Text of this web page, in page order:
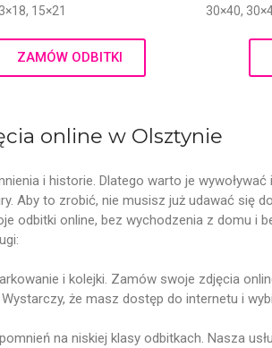
15×21
ZAMÓW ODBITKI
30×40,
online w Olsztynie
i historie. Dlatego warto je
Aby to zrobić, nie musisz już udawać się
odbitki online, bez wychodzenia z domu i
i kolejki. Zamów swoje zdjęcia
że masz dostęp do internetu i
na niskiej klasy odbitkach. Nasza